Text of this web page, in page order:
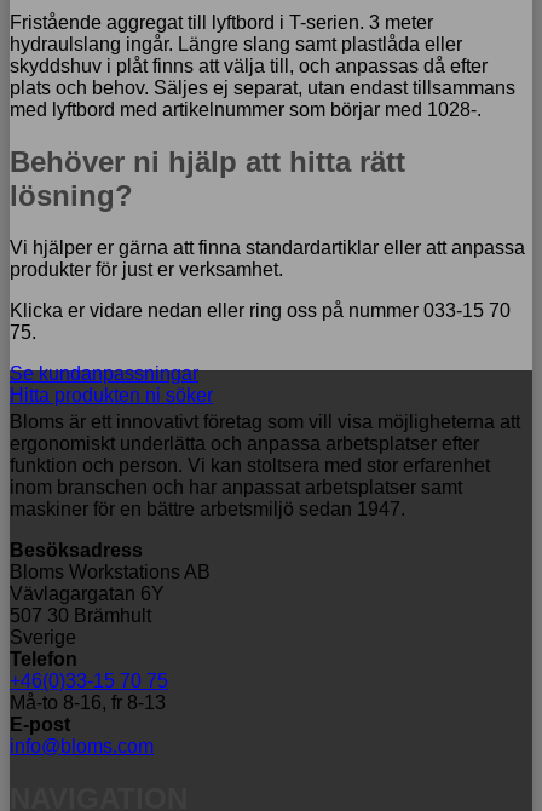
mängd
Fristående aggregat till lyftbord i T-serien. 3 meter
hydraulslang ingår. Längre slang samt plastlåda eller
skyddshuv i plåt finns att välja till, och anpassas då efter
plats och behov. Säljes ej separat, utan endast tillsammans
med lyftbord med artikelnummer som börjar med 1028-.
Behöver ni hjälp att hitta rätt
lösning?
Vi hjälper er gärna att finna standardartiklar eller att anpassa
produkter för just er verksamhet.
Klicka er vidare nedan eller ring oss på nummer 033-15 70
75.
Se kundanpassningar
Hitta produkten ni söker
Bloms är ett innovativt företag som vill visa möjligheterna att
ergonomiskt underlätta och anpassa arbetsplatser efter
funktion och person. Vi kan stoltsera med stor erfarenhet
inom branschen och har anpassat arbetsplatser samt
maskiner för en bättre arbetsmiljö sedan 1947.
Besöksadress
Bloms Workstations AB
Vävlagargatan 6Y
507 30 Brämhult
Sverige
Telefon
+46(0)33-15 70 75
Må-to 8-16, fr 8-13
E-post
info@bloms.com